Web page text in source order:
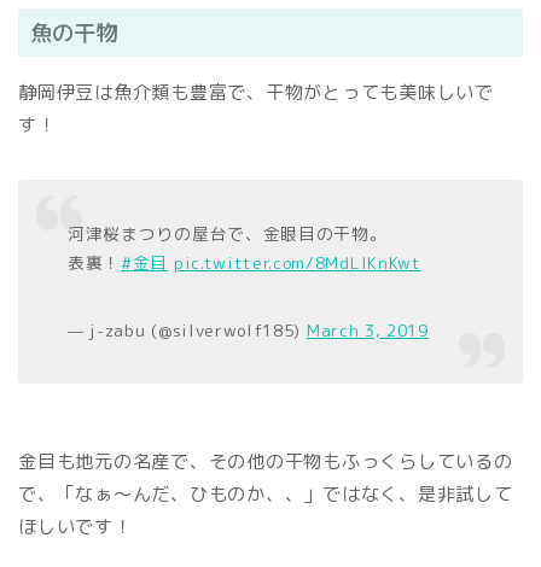
魚の干物
静岡伊豆は魚介類も豊富で、干物がとっても美味しいで
す！
河津桜まつりの屋台で、金眼目の干物。
表裏！#金目 pic.twitter.com/8MdLlKnKwt
— j-zabu (@silverwolf185) March 3, 2019
金目も地元の名産で、その他の干物もふっくらしているの
で、「なぁ～んだ、ひものか、、」ではなく、是非試して
ほしいです！